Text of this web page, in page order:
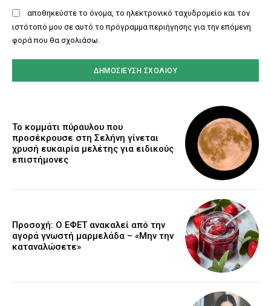
αποθηκεύστε το όνομα, το ηλεκτρονικό ταχυδρομείο και τον
ιστότοπό μου σε αυτό το πρόγραμμα περιήγησης για την επόμενη
φορά που θα σχολιάσω.
Το κομμάτι πύραυλου που
προσέκρουσε στη Σελήνη γίνεται
χρυσή ευκαιρία μελέτης για ειδικούς
επιστήμονες
Προσοχή: Ο ΕΦΕΤ ανακαλεί από την
αγορά γνωστή μαρμελάδα – «Μην την
καταναλώσετε»